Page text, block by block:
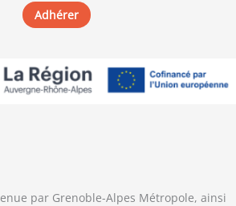
Adhérer
par Grenoble-Alpes Métropole, ainsi